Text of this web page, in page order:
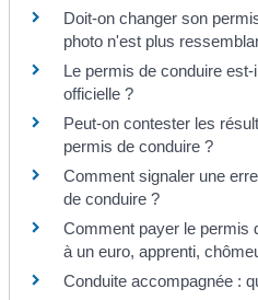
Doit-on changer son
photo n'est plus
Le permis de conduire
officielle ?
Peut-on contester les
permis de conduire ?
Comment signaler une
de conduire ?
Comment payer le permis
à un euro, apprenti,
Conduite accompagnée :